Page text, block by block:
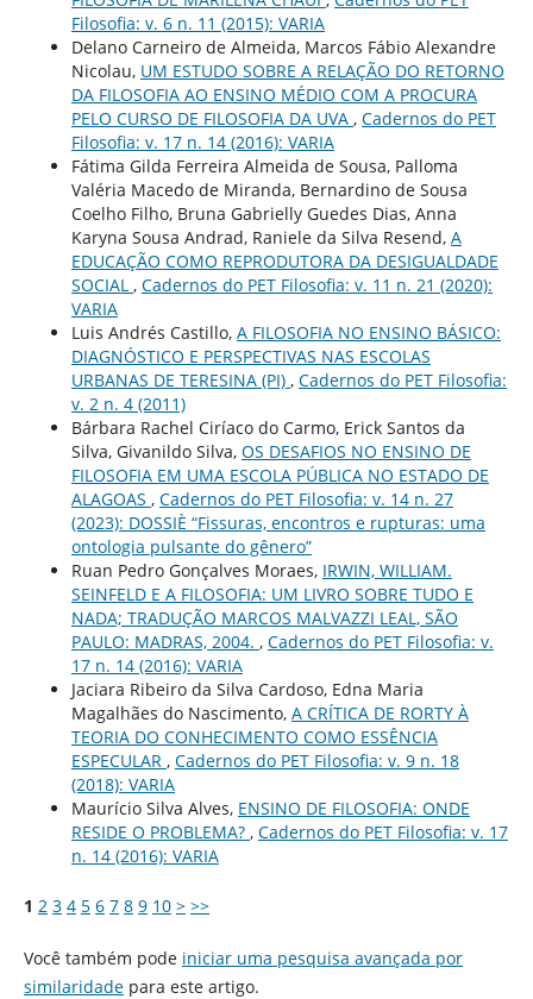
Filosofia: v. 6 n. 11 (2015): VARIA
Delano Carneiro de Almeida, Marcos Fábio Alexandre
Nicolau, UM ESTUDO SOBRE A RELAÇÃO DO RETORNO
DA FILOSOFIA AO ENSINO MÉDIO COM A PROCURA
PELO CURSO DE FILOSOFIA DA UVA , Cadernos do PET
Filosofia: v. 17 n. 14 (2016): VARIA
Fátima Gilda Ferreira Almeida de Sousa, Palloma
Valéria Macedo de Miranda, Bernardino de Sousa
Coelho Filho, Bruna Gabrielly Guedes Dias, Anna
Karyna Sousa Andrad, Raniele da Silva Resend, A
EDUCAÇÃO COMO REPRODUTORA DA DESIGUALDADE
SOCIAL , Cadernos do PET Filosofia: v. 11 n. 21 (2020):
VARIA
Luis Andrés Castillo, A FILOSOFIA NO ENSINO BÁSICO:
DIAGNÓSTICO E PERSPECTIVAS NAS ESCOLAS
URBANAS DE TERESINA (PI) , Cadernos do PET Filosofia:
v. 2 n. 4 (2011)
Bárbara Rachel Ciríaco do Carmo, Erick Santos da
Silva, Givanildo Silva, OS DESAFIOS NO ENSINO DE
FILOSOFIA EM UMA ESCOLA PÚBLICA NO ESTADO DE
ALAGOAS , Cadernos do PET Filosofia: v. 14 n. 27
(2023): DOSSIÈ “Fissuras, encontros e rupturas: uma
ontologia pulsante do gênero”
Ruan Pedro Gonçalves Moraes, IRWIN, WILLIAM.
SEINFELD E A FILOSOFIA: UM LIVRO SOBRE TUDO E
NADA; TRADUÇÃO MARCOS MALVAZZI LEAL, SÃO
PAULO: MADRAS, 2004. , Cadernos do PET Filosofia: v.
17 n. 14 (2016): VARIA
Jaciara Ribeiro da Silva Cardoso, Edna Maria
Magalhães do Nascimento, A CRÍTICA DE RORTY À
TEORIA DO CONHECIMENTO COMO ESSÊNCIA
ESPECULAR , Cadernos do PET Filosofia: v. 9 n. 18
(2018): VARIA
Maurício Silva Alves, ENSINO DE FILOSOFIA: ONDE
RESIDE O PROBLEMA? , Cadernos do PET Filosofia: v. 17
n. 14 (2016): VARIA
1 2 3 4 5 6 7 8 9 10 > >>
Você também pode iniciar uma pesquisa avançada por
similaridadepara este artigo.